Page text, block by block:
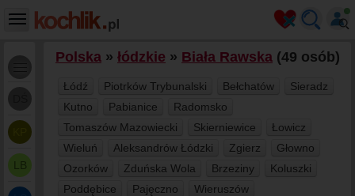
LB
Polska » łódzkie » Biała Rawska (49 osób)
Łódź Piotrków Trybunalski Bełchatów
Sieradz
Kutno
Pabianice
Radomsko
Tomaszów Mazowiecki
Skierniewice
Łowicz
Wieluń
Aleksandrów Łódzki Zgierz
Głowno
Ozorków
Zduńska Wola Brzeziny
Koluszki
Poddębice
Pajęczno
Wieruszów